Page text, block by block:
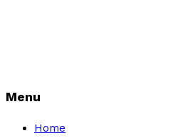
Menu
Home